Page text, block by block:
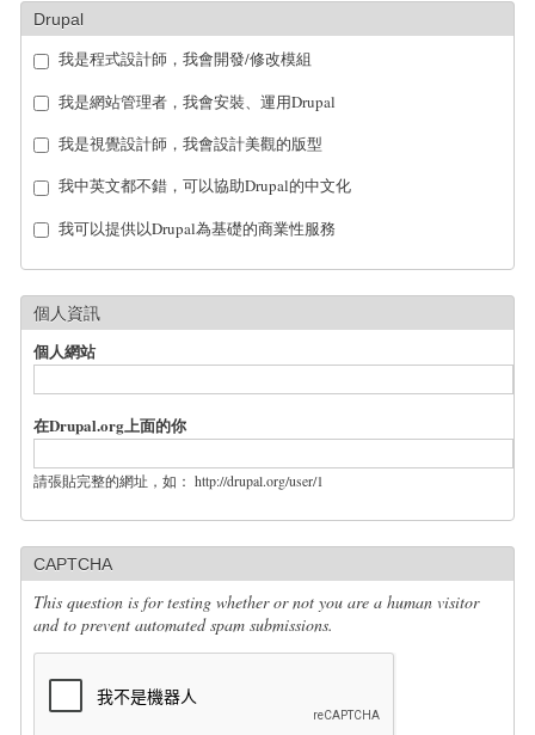
Drupal
我是程式設計師，我會開發/修改模組
我是網站管理者，我會安裝、運用Drupal
我是視覺設計師，我會設計美觀的版型
我中英文都不錯，可以協助Drupal的中文化
我可以提供以Drupal為基礎的商業性服務
個人資訊
個人網站
在Drupal.org上面的你
請張貼完整的網址，如： http://drupal.org/user/1
CAPTCHA
This question is for testing whether or not you are a human visitor
and to prevent automated spam submissions.